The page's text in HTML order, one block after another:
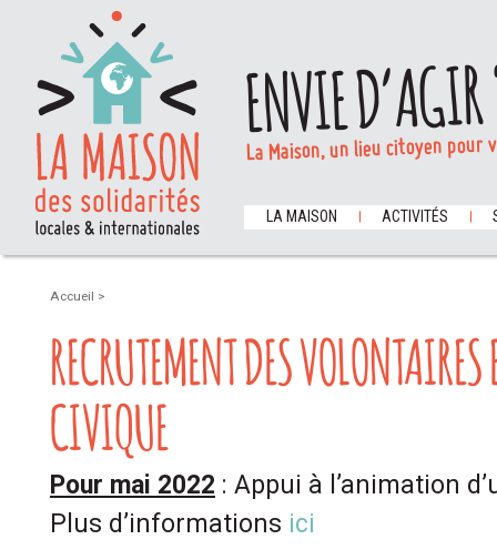
ENVIE
La Maison, un lieu citoyen
LA MAISON ACTIVITÉS
Accueil >
RECRUTEMENT DES
CIVIQUE
Pour mai 2022 : Appui à l’animation
Plus d’informations ici